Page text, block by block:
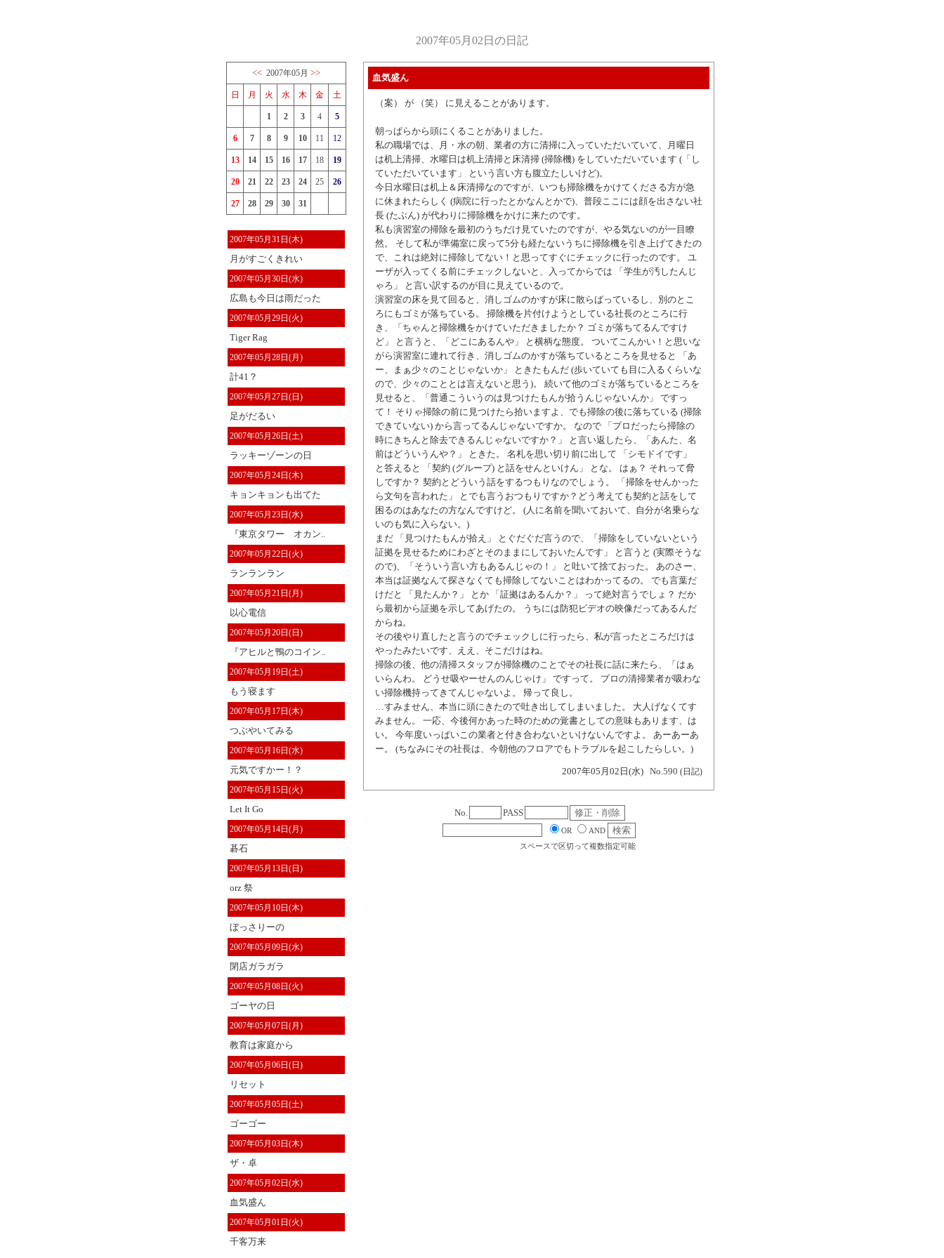
2007年05月02日の日記
<< 2007年05月 >>
日 月 火 水 木 金 土
1 2 3 4 5
6 7 8 9 10 11 12
13 14 15 16 17 18 19
20 21 22 23 24 25 26
27 28 29 30 31
2007年05月31日(木)
月がすごくきれい
2007年05月30日(水)
広島も今日は雨だった
2007年05月29日(火)
Tiger Rag
2007年05月28日(月)
計41？
2007年05月27日(日)
足がだるい
2007年05月26日(土)
ラッキーゾーンの日
2007年05月24日(木)
キョンキョンも出てた
2007年05月23日(水)
『東京タワー オカン..
2007年05月22日(火)
ランランラン
2007年05月21日(月)
以心電信
2007年05月20日(日)
『アヒルと鴨のコイン..
2007年05月19日(土)
もう寝ます
2007年05月17日(木)
つぶやいてみる
2007年05月16日(水)
元気ですかー！？
2007年05月15日(火)
Let It Go
2007年05月14日(月)
碁石
2007年05月13日(日)
orz 祭
2007年05月10日(木)
ぼっさりーの
2007年05月09日(水)
閉店ガラガラ
2007年05月08日(火)
ゴーヤの日
2007年05月07日(月)
教育は家庭から
2007年05月06日(日)
リセット
2007年05月05日(土)
ゴーゴー
2007年05月03日(木)
ザ・卓
2007年05月02日(水)
血気盛ん
2007年05月01日(火)
千客万来
血気盛ん
（案） が （笑） に見えることがあります。
朝っぱらから頭にくることがありました。
私の職場では、月・水の朝、業者の方に清掃に入っていただいていて、月曜日
は机上清掃、水曜日は机上清掃と床清掃 (掃除機) をしていただいています (「し
ていただいています」 という言い方も腹立たしいけど)。
今日水曜日は机上＆床清掃なのですが、いつも掃除機をかけてくださる方が急
に休まれたらしく (病院に行ったとかなんとかで)、普段ここには顔を出さない社
長 (たぶん) が代わりに掃除機をかけに来たのです。
私も演習室の掃除を最初のうちだけ見ていたのですが、やる気ないのが一目瞭
然。 そして私が準備室に戻って5分も経たないうちに掃除機を引き上げてきたの
で、これは絶対に掃除してない！と思ってすぐにチェックに行ったのです。 ユ
ーザが入ってくる前にチェックしないと、入ってからでは 「学生が汚したんじ
ゃろ」 と言い訳するのが目に見えているので。
演習室の床を見て回ると、消しゴムのかすが床に散らばっているし、別のとこ
ろにもゴミが落ちている。 掃除機を片付けようとしている社長のところに行
き、「ちゃんと掃除機をかけていただきましたか？ ゴミが落ちてるんですけ
ど」 と言うと、「どこにあるんや」 と横柄な態度。 ついてこんかい！と思いな
がら演習室に連れて行き、消しゴムのかすが落ちているところを見せると 「あ
ー、まぁ少々のことじゃないか」 ときたもんだ (歩いていても目に入るくらいな
ので、少々のこととは言えないと思う)。 続いて他のゴミが落ちているところを
見せると、「普通こういうのは見つけたもんが拾うんじゃないんか」 ですっ
て！ そりゃ掃除の前に見つけたら拾いますよ、でも掃除の後に落ちている (掃除
できていない) から言ってるんじゃないですか。 なので 「プロだったら掃除の
時にきちんと除去できるんじゃないですか？」 と言い返したら、「あんた、名
前はどういうんや？」 ときた。 名札を思い切り前に出して 「シモドイです」
と答えると 「契約 (グループ) と話をせんといけん」 とな。 はぁ？ それって脅
しですか？ 契約とどういう話をするつもりなのでしょう。 「掃除をせんかった
ら文句を言われた」 とでも言うおつもりですか？どう考えても契約と話をして
困るのはあなたの方なんですけど。 (人に名前を聞いておいて、自分が名乗らな
いのも気に入らない。)
まだ 「見つけたもんが拾え」 とぐだぐだ言うので、「掃除をしていないという
証拠を見せるためにわざとそのままにしておいたんです」 と言うと (実際そうな
ので)、「そういう言い方もあるんじゃの！」 と吐いて捨ておった。 あのさー、
本当は証拠なんて探さなくても掃除してないことはわかってるの。 でも言葉だ
けだと 「見たんか？」 とか 「証拠はあるんか？」 って絶対言うでしょ？ だか
ら最初から証拠を示してあげたの。 うちには防犯ビデオの映像だってあるんだ
からね。
その後やり直したと言うのでチェックしに行ったら、私が言ったところだけは
やったみたいです、ええ、そこだけはね。
掃除の後、他の清掃スタッフが掃除機のことでその社長に話に来たら、「はぁ
いらんわ。 どうせ吸やーせんのんじゃけ」 ですって。 プロの清掃業者が吸わな
い掃除機持ってきてんじゃないよ。 帰って良し。
…すみません、本当に頭にきたので吐き出してしまいました。 大人げなくてす
みません。 一応、今後何かあった時のための覚書としての意味もあります、は
い。 今年度いっぱいこの業者と付き合わないといけないんですよ。 あーあーあ
ー。 (ちなみにその社長は、今朝他のフロアでもトラブルを起こしたらしい。)
2007年05月02日(水) No.590 (日記)
No. PASS
OR
AND
スペースで区切って複数指定可能